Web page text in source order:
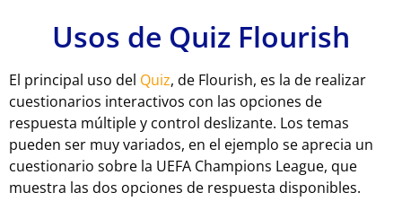
Usos de Quiz Flourish
El principal uso del Quiz, de Flourish, es la de realizar
cuestionarios interactivos con las opciones de
respuesta múltiple y control deslizante. Los temas
pueden ser muy variados, en el ejemplo se aprecia un
cuestionario sobre la UEFA Champions League, que
muestra las dos opciones de respuesta disponibles.